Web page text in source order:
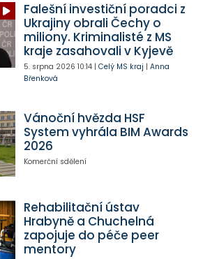
Falešní investiční poradci z
Ukrajiny obrali Čechy o
miliony. Kriminalisté z MS
kraje zasahovali v Kyjevě
5. srpna 2026 10:14| Celý MS kraj | Anna
Břenková
Vánoční hvězda HSF
System vyhrála BIM Awards
2026
Komerční sdělení
Rehabilitační ústav
Hrabyně a Chuchelná
zapojuje do péče peer
mentory